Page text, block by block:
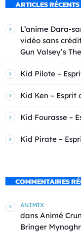
ARTICLES RÉCENTS
L’anime Dara-
vidéo sans
Gun Valsey’s
Kid Pilote –
Kid Ken –
Kid Fourasse –
Kid Pirate –
COMMENTAIRES
ANIMIX
dans Animé
Bringer